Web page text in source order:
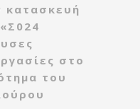
κατασκευή
στο
του